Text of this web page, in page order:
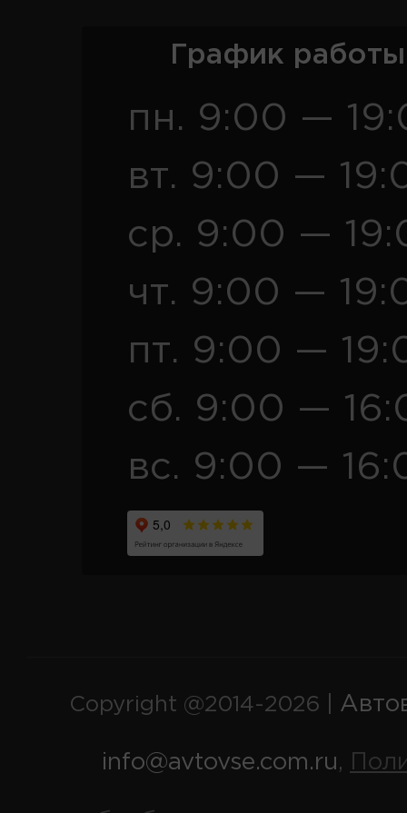
График
пн. 9:00 —
вт. 9:00 —
ср. 9:00 —
чт. 9:00 —
пт. 9:00 —
сб. 9:00 —
вс. 9:00 —
Copyright @2014-2026 |
info@avtovse.com.ru,